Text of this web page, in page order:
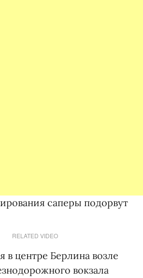
саперы подорвут
RELATED VIDEO
в центре Берлина возле
вокзала